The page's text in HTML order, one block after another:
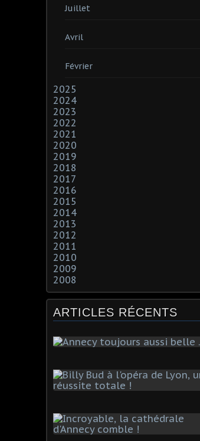
Juillet
Avril
Février
2025
2024
2023
2022
2021
2020
2019
2018
2017
2016
2015
2014
2013
2012
2011
2010
2009
2008
ARTICLES RÉCENTS